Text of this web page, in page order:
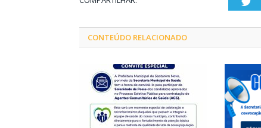
CONTEÚDO RELACIONADO